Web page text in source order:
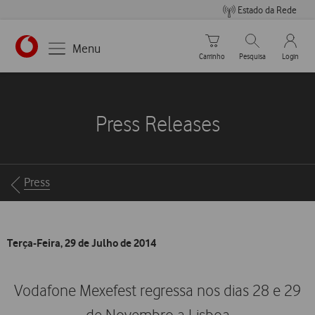
Estado da Rede
https://www.vodafone.pt
Menu
Carrinho de compras
Carrinho
Pesquisar
Pesquisa
My
Login
Press Releases
Breadcrumbs
Press
Terça-Feira, 29 de Julho de 2014
Vodafone Mexefest regressa nos dias 28 e 29